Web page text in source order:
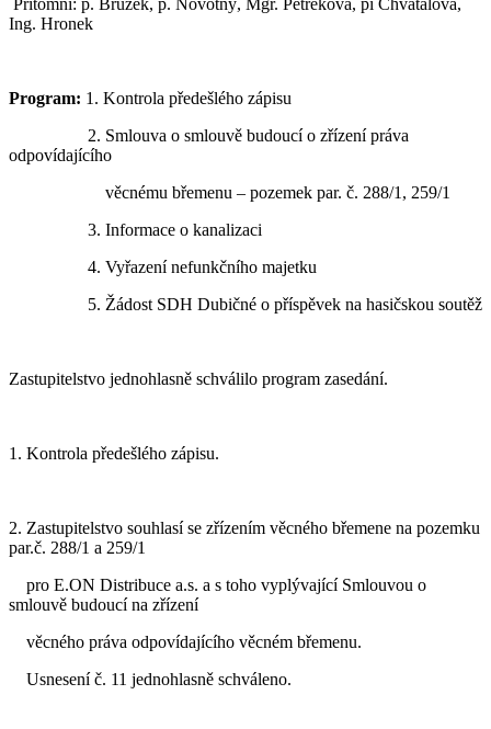
Ing. Hronek
Program: 1. Kontrola předešlého zápisu
2. Smlouva o smlouvě budoucí o zřízení práva
odpovídajícího
věcnému břemenu – pozemek par. č. 288/1, 259/1
3. Informace o kanalizaci
4. Vyřazení nefunkčního majetku
5. Žádost SDH Dubičné o příspěvek na hasičskou soutěž
Zastupitelstvo jednohlasně schválilo program zasedání.
1. Kontrola předešlého zápisu.
2. Zastupitelstvo souhlasí se zřízením věcného břemene na pozemku
par.č. 288/1 a 259/1
pro E.ON Distribuce a.s. a s toho vyplývající Smlouvou o
smlouvě budoucí na zřízení
věcného práva odpovídajícího věcném břemenu.
Usnesení č. 11 jednohlasně schváleno.